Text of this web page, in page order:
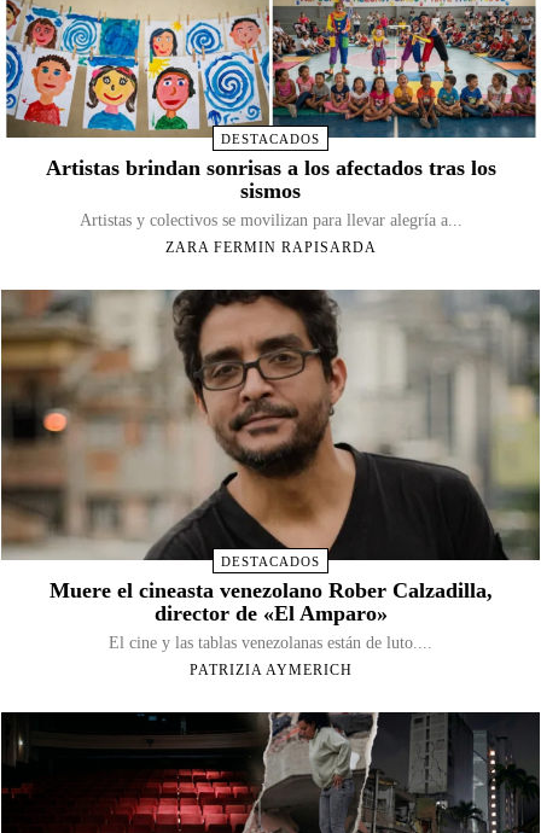
DESTACADOS
Artistas brindan sonrisas a los afectados tras los
sismos
Artistas y colectivos se movilizan para llevar alegría a...
ZARA FERMIN RAPISARDA
DESTACADOS
Muere el cineasta venezolano Rober Calzadilla,
director de «El Amparo»
El cine y las tablas venezolanas están de luto....
PATRIZIA AYMERICH